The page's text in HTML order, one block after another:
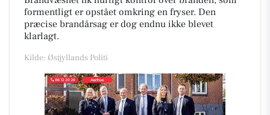
formentligt er opstået omkring en fryser. Den
præcise brandårsag er dog endnu ikke blevet
klarlagt.
Kilde: Østjyllands Politi